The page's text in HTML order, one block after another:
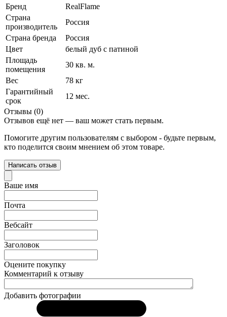
Бренд
RealFlame
Страна
производитель
Россия
Страна бренда
Россия
Цвет
белый дуб с патиной
Площадь
помещения
30 кв. м.
Вес
78 кг
Гарантийный
срок
12 мес.
Отзывы (0)
Отзывов ещё нет — ваш может стать первым.
Помогите другим пользователям с выбором - будьте первым,
кто поделится своим мнением об этом товаре.
Написать отзыв
Ваше имя
Почта
Вебсайт
Заголовок
Оцените покупку
Комментарий к отзыву
Добавить фотографии